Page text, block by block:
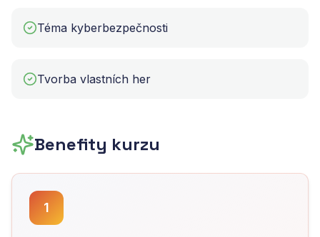
Téma kyberbezpečnosti
Tvorba vlastních her
Benefity kurzu
1